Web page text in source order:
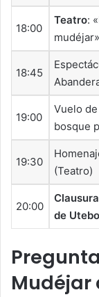
18:00
Teatro:
18:45
19:00
Vuelo
bosque
19:30
(Teatro)
20:00
de
Mudéjar